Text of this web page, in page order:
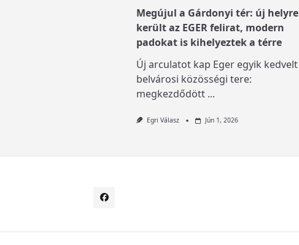
Megújul a Gárdonyi tér: új helyre
került az EGER felirat, modern
padokat is kihelyeztek a térre
Új arculatot kap Eger egyik kedvelt
belvárosi közösségi tere:
megkezdődött ...
Egri Válasz Jún 1, 2026